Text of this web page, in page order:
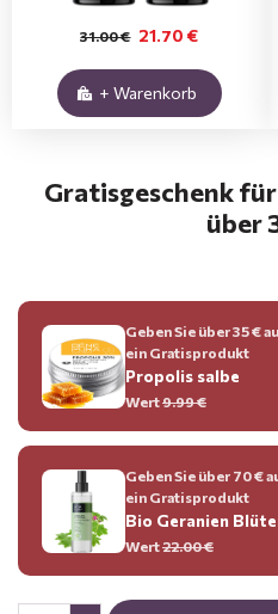
Gratisgeschenk
über
Geben Sie über 35 €
ein Gratisprodukt
Propolis salbe
Wert9.99 €
Geben Sie über 70 €
ein Gratisprodukt
Bio Geranien
Wert22.00 €
21.70 €
31.00 €
+ Warenkorb